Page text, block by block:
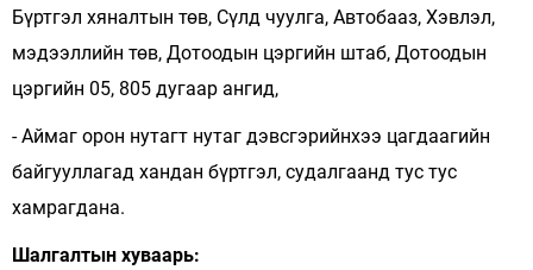
Бүртгэл хяналтын төв, Сүлд чуулга, Автобааз, Хэвлэл,
мэдээллийн төв, Дотоодын цэргийн штаб, Дотоодын
цэргийн 05, 805 дугаар ангид,
- Аймаг орон нутагт нутаг дэвсгэрийнхээ цагдаагийн
байгууллагад хандан бүртгэл, судалгаанд тус тус
хамрагдана.
Шалгалтын хуваарь: